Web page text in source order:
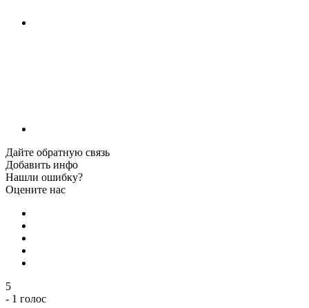
Дайте обратную связь
Добавить инфо
Нашли ошибку?
Оцените нас
5
- 1 голос